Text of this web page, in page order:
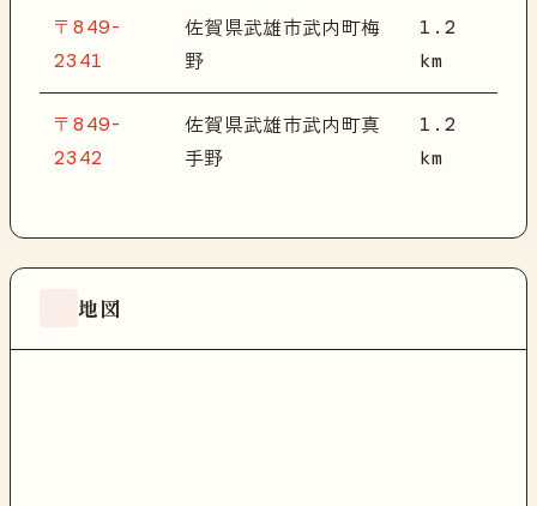
〒849-
2341
佐賀県武雄市武内町梅
野
1.2
km
〒849-
2342
佐賀県武雄市武内町真
手野
1.2
km
地図